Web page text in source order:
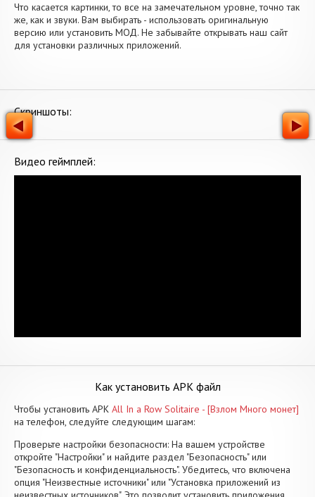
Что касается картинки, то все на замечательном уровне, точно так
же, как и звуки. Вам выбирать - использовать оригинальную
версию или установить МОД. Не забывайте открывать наш сайт
для установки различных приложений.
Скриншоты:
Видео геймплей:
Как установить APK файл
Чтобы установить APK All In a Row Solitaire - [Взлом Много монет]
на телефон, следуйте следующим шагам:
Проверьте настройки безопасности: На вашем устройстве
откройте "Настройки" и найдите раздел "Безопасность" или
"Безопасность и конфиденциальность". Убедитесь, что включена
опция "Неизвестные источники" или "Установка приложений из